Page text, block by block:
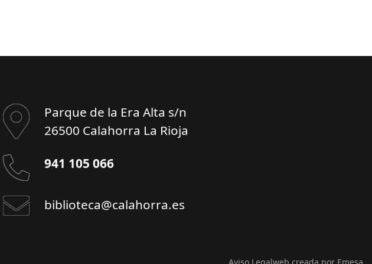
Parque de la Era Alta s/n
26500 Calahorra La Rioja
941 105 066
biblioteca@calahorra.es